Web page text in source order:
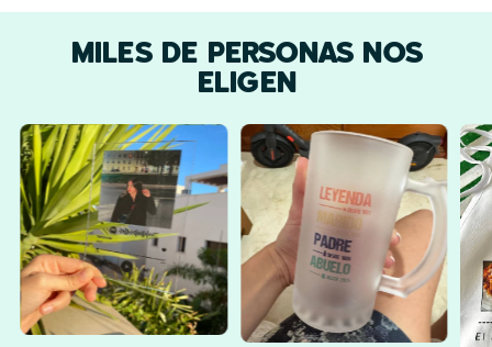
Amigas Y Amigos
Hermanos Y
Hermanas
MILES DE PERSONAS NOS
ELIGEN